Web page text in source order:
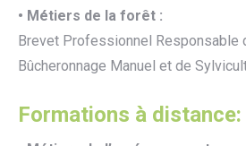
• Métiers de la forêt :
Brevet Professionnel Responsable
Bûcheronnage Manuel et de
Formations à distance: